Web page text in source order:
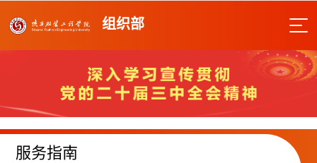
组织部
服务指南